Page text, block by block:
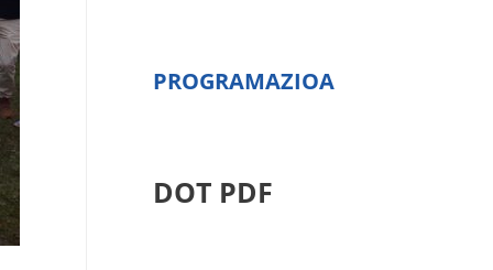
PROGRAMAZIOA
DOT PDF